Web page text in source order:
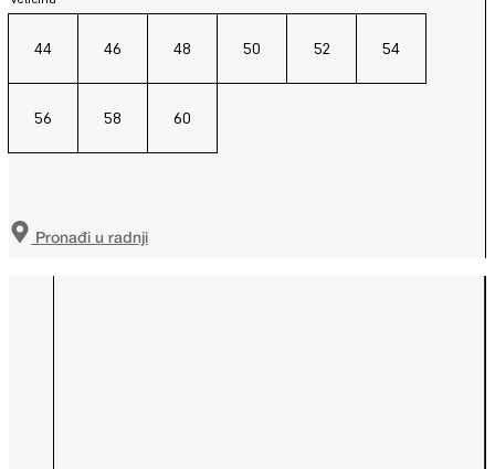
44 46 48 50 52 54
56 58 60
Pronađi u radnji